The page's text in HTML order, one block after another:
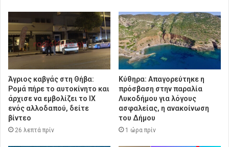
Άγριος καβγάς στη Θήβα:
Ρομά πήρε το αυτοκίνητο και
άρχισε να εμβολίζει το ΙΧ
ενός αλλοδαπού, δείτε
βίντεο
26 λεπτά πρίν
Κύθηρα: Απαγορεύτηκε η
πρόσβαση στην παραλία
Λυκοδήμου για λόγους
ασφαλείας, η ανακοίνωση
του Δήμου
1 ώρα πρίν